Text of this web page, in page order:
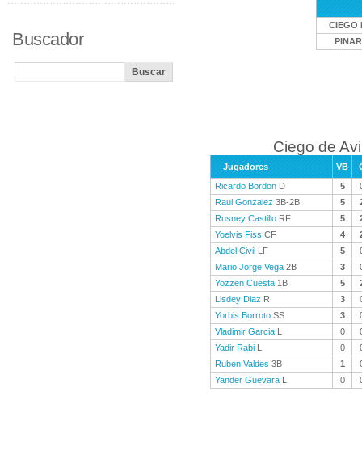
CIEGO
Ciego de
Jugadores VB
Ricardo Bordon D 5
Raul Gonzalez 3B-2B 5
Rusney Castillo RF 5
Yoelvis Fiss CF 4
Abdel Civil LF 5
Mario Jorge Vega 2B 3
Yozzen Cuesta 1B 5
Lisdey Diaz R 3
Yorbis Borroto SS 3
Vladimir Garcia L 0
Yadir Rabi L 0
Ruben Valdes 3B 1
Yander Guevara L 0
Buscador